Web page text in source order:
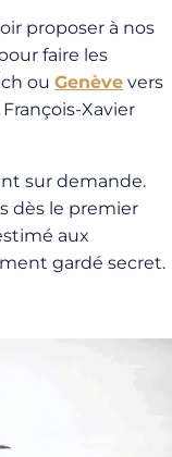
proposer à nos
faire les
ou Genève vers
Xavier
sur demande.
dès le premier
aux
gardé secret.